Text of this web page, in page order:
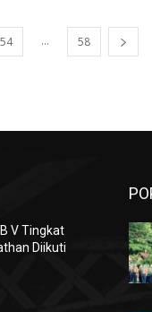
54 ... 58
V Tingkat
Diikuti